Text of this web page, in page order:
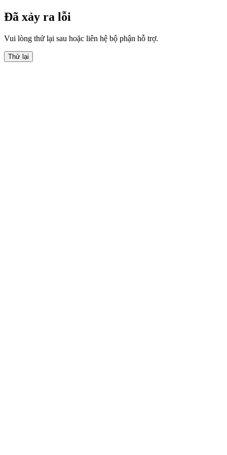
Đã xảy ra lỗi
Vui lòng thử lại sau hoặc liên hệ bộ phận hỗ trợ.
Thử lại